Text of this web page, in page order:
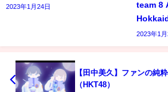
2023年1月24日
team 8
2023年1月
【田中美久】ファンの純
（HKT48）